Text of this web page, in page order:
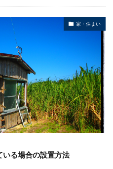
家・住まい
いる場合の設置方法